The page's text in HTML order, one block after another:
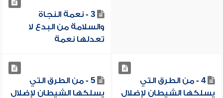
3 - نعمة النجاة
والسلامة من البدع لا
تعدلها نعمة
4 - من الطرق التي
يسلكها الشيطان لإضلال
5 - من الطرق التي
يسلكها الشيطان لإضلال